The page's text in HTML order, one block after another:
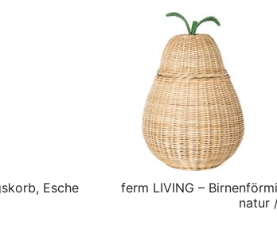
Esche
ferm LIVING –
natur